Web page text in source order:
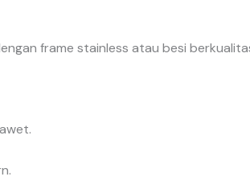
frame stainless atau besi